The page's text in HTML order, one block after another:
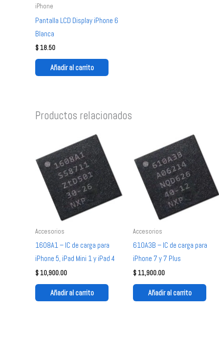
iPhone
Pantalla LCD Display iPhone 6
Blanca
$18.50
Añadir al carrito
Productos relacionados
Accesorios
1608A1 – IC de carga para
iPhone 5, iPad Mini 1 y iPad 4
$10,900.00
Añadir al carrito
Accesorios
610A3B – IC de carga para
iPhone 7 y 7 Plus
$11,900.00
Añadir al carrito